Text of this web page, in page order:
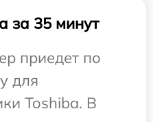
за 35 минут
приедет по
для
Toshiba. В